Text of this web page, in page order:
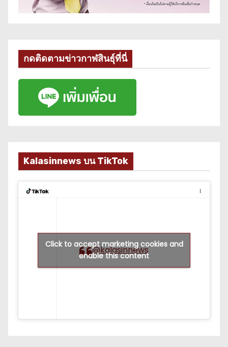
กดติดตามข่าวกาฬสินธุ์ที่นี่
Kalasinnews บน TikTok
@kalasinnews
Click to accept marketing cookies and
enable this content